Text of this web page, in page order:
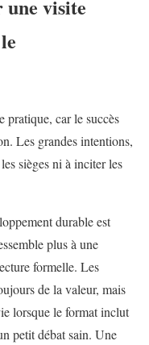
visite
pratique, car le succès
Les grandes intentions,
sièges ni à inciter les
durable est
plus à une
formelle. Les
de la valeur, mais
lorsque le format inclut
petit débat sain. Une